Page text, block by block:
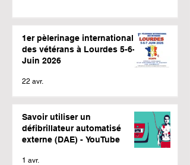
1er pèlerinage international
des vétérans à Lourdes 5-6-7
Juin 2026
22 avr.
Savoir utiliser un
défibrillateur automatisé
externe (DAE) - YouTube
1 avr.